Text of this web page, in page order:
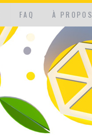
FAQ À PROPOS